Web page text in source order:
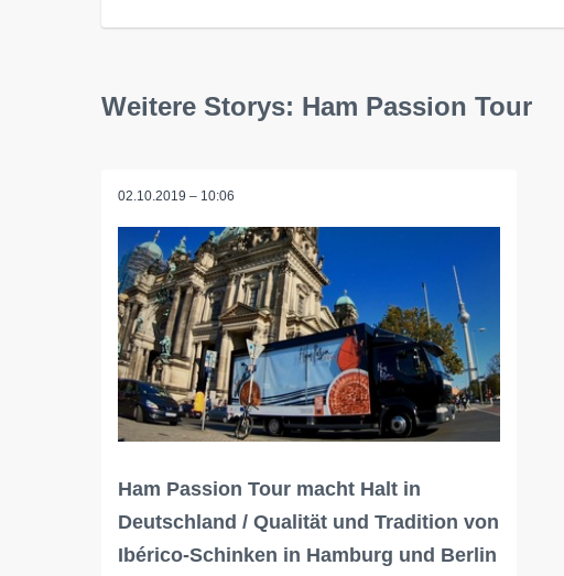
Weitere Storys: Ham Passion Tour
02.10.2019 – 10:06
Ham Passion Tour macht Halt in
Deutschland / Qualität und Tradition von
Ibérico-Schinken in Hamburg und Berlin